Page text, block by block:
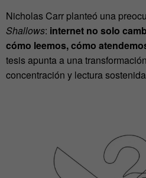
Nicholas Carr planteó una
Shallows: internet no solo
cómo leemos, cómo
tesis apunta a una
concentración y lectura